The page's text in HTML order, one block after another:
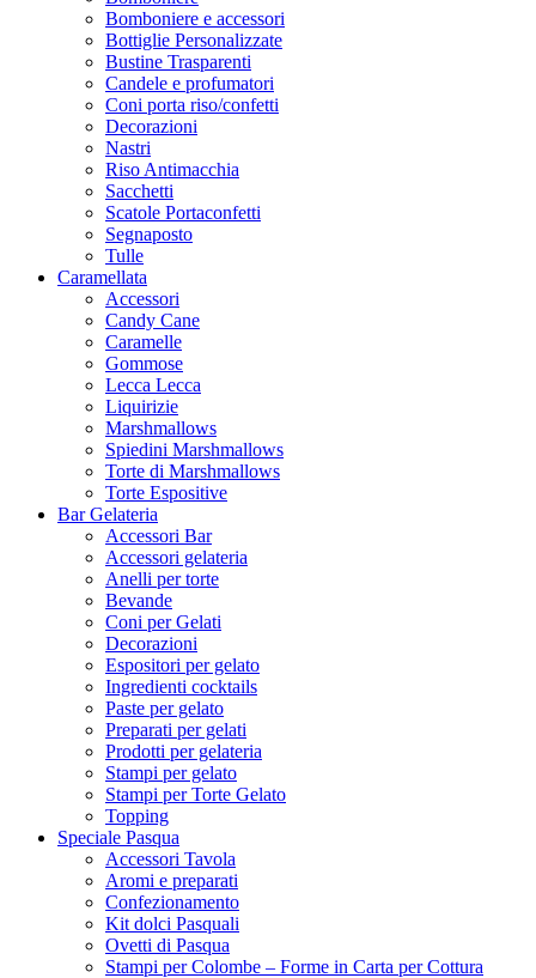
Bomboniere e accessori
Bottiglie Personalizzate
Bustine Trasparenti
Candele e profumatori
Coni porta riso/confetti
Decorazioni
Nastri
Riso Antimacchia
Sacchetti
Scatole Portaconfetti
Segnaposto
Tulle
Caramellata
Accessori
Candy Cane
Caramelle
Gommose
Lecca Lecca
Liquirizie
Marshmallows
Spiedini Marshmallows
Torte di Marshmallows
Torte Espositive
Bar Gelateria
Accessori Bar
Accessori gelateria
Anelli per torte
Bevande
Coni per Gelati
Decorazioni
Espositori per gelato
Ingredienti cocktails
Paste per gelato
Preparati per gelati
Prodotti per gelateria
Stampi per gelato
Stampi per Torte Gelato
Topping
Speciale Pasqua
Accessori Tavola
Aromi e preparati
Confezionamento
Kit dolci Pasquali
Ovetti di Pasqua
Stampi per Colombe – Forme in Carta per Cottura